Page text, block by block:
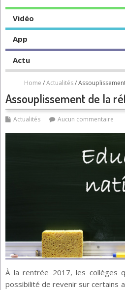
Vidéo
App
Actu
Home /Actualités/
Assouplissement de la
Actualités Aucun commentaire
À la rentrée 2017, les collèges
possibilité de revenir sur certains